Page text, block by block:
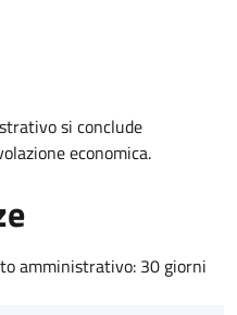
si conclude
economica.
amministrativo: 30 giorni